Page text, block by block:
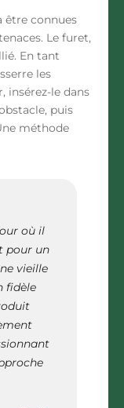
être connues
Le furet,
En tant
les
insérez-le dans
puis
méthode
où il
pour un
vieille
fidèle